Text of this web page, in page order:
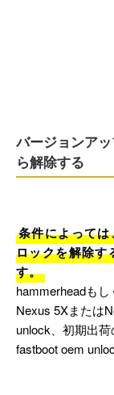
バージョンア
ら解除する
条件によって
ロックを解除す
す。
hammerheadも
Nexus 5Xまたは
unlock、初期出
fastboot oem